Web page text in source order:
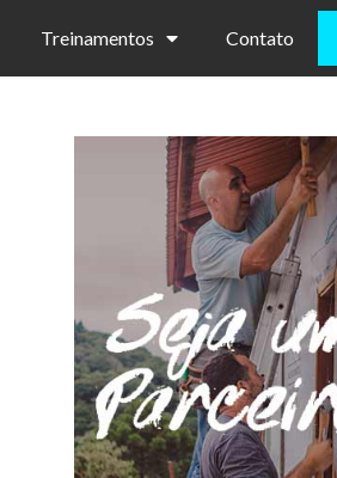
Treinamentos Contato